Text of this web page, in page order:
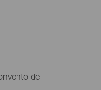
de